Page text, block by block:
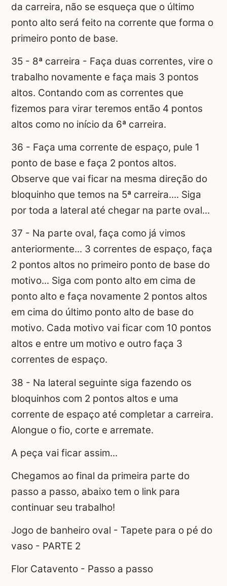
da carreira, não se esqueça que o último
ponto alto será feito na corrente que forma o
primeiro ponto de base.
35 - 8ª carreira - Faça duas correntes, vire o
trabalho novamente e faça mais 3 pontos
altos. Contando com as correntes que
fizemos para virar teremos então 4 pontos
altos como no início da 6ª carreira.
36 - Faça uma corrente de espaço, pule 1
ponto de base e faça 2 pontos altos.
Observe que vai ficar na mesma direção do
bloquinho que temos na 5ª carreira.... Siga
por toda a lateral até chegar na parte oval...
37 - Na parte oval, faça como já vimos
anteriormente... 3 correntes de espaço, faça
2 pontos altos no primeiro ponto de base do
motivo... Siga com ponto alto em cima de
ponto alto e faça novamente 2 pontos altos
em cima do último ponto alto de base do
motivo. Cada motivo vai ficar com 10 pontos
altos e entre um motivo e outro faça 3
correntes de espaço.
38 - Na lateral seguinte siga fazendo os
bloquinhos com 2 pontos altos e uma
corrente de espaço até completar a carreira.
Alongue o fio, corte e arremate.
A peça vai ficar assim...
Chegamos ao final da primeira parte do
passo a passo, abaixo tem o link para
continuar seu trabalho!
Jogo de banheiro oval - Tapete para o pé do
vaso - PARTE 2
Flor Catavento - Passo a passo